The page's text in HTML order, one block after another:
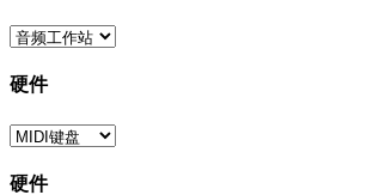
硬件
硬件